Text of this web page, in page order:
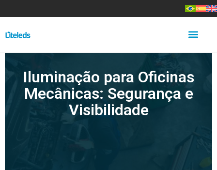
Iluminação para Oficinas
Mecânicas: Segurança e
Visibilidade